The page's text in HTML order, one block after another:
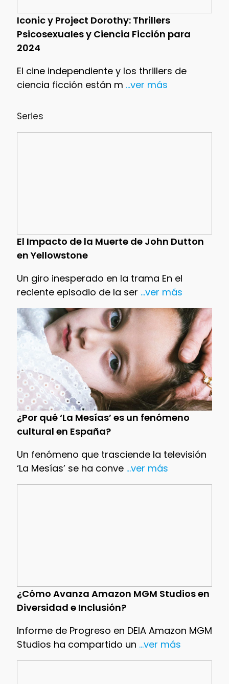
Iconic y Project Dorothy: Thrillers
Psicosexuales y Ciencia Ficción para
2024
El cine independiente y los thrillers de
ciencia ficción están m ...ver más
Series
El Impacto de la Muerte de John Dutton
en Yellowstone
Un giro inesperado en la trama En el
reciente episodio de la ser ...ver más
¿Por qué ‘La Mesías’ es un fenómeno
cultural en España?
Un fenómeno que trasciende la televisión
‘La Mesías’ se ha conve...ver más
¿Cómo Avanza Amazon MGM Studios en
Diversidad e Inclusión?
Informe de Progreso en DEIA Amazon MGM
Studios ha compartido un ...ver más